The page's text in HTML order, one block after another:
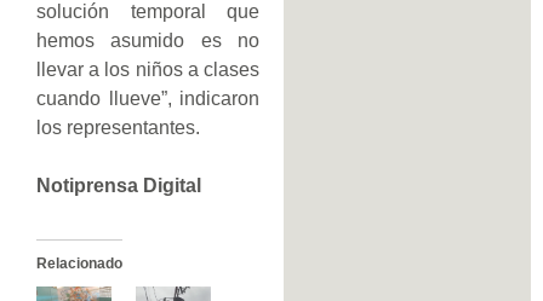
solución temporal que
hemos asumido es no
llevar a los niños a clases
cuando llueve”, indicaron
los representantes.
Notiprensa Digital
Relacionado